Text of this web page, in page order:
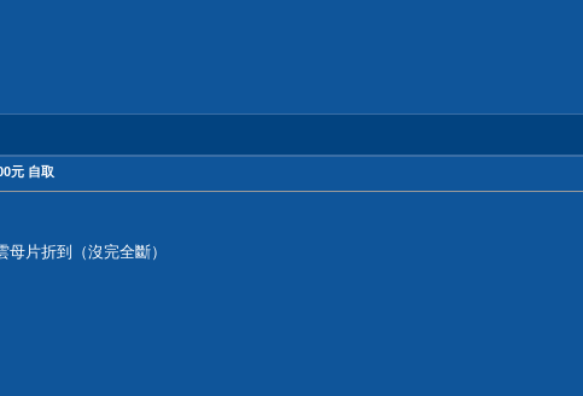
元 自取
片折到（沒完全斷）